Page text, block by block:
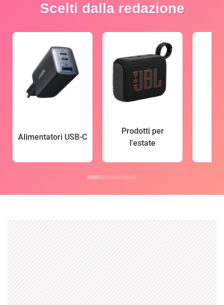
Scelti dalla redazione
Alimentatori USB-C
Prodotti per
l'estate